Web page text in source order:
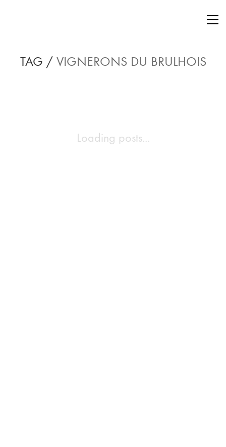
TAG / VIGNERONS DU BRULHOIS
Loading posts...